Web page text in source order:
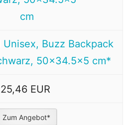
Unisex, Buzz Backpack
50x34.5x5 cm*
25,46 EUR
Zum Angebot*